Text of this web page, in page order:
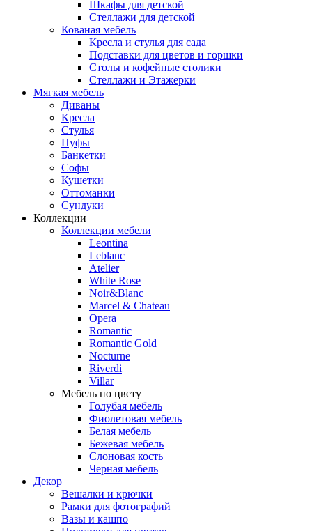
Шкафы для детской
Стеллажи для детской
Кованая мебель
Кресла и стулья для сада
Подставки для цветов и горшки
Столы и кофейные столики
Стеллажи и Этажерки
Мягкая мебель
Диваны
Кресла
Стулья
Пуфы
Банкетки
Софы
Кушетки
Оттоманки
Сундуки
Коллекции
Коллекции мебели
Leontina
Leblanc
Аtelier
White Rose
Noir&Blanc
Marcel & Chateau
Opera
Romantic
Romantic Gold
Nocturne
Riverdi
Villar
Мебель по цвету
Голубая мебель
Фиолетовая мебель
Белая мебель
Бежевая мебель
Слоновая кость
Черная мебель
Декор
Вешалки и крючки
Рамки для фотографий
Вазы и кашпо